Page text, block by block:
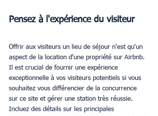
Pensez à l'expérience du visiteur
Offrir aux visiteurs un lieu de séjour n'est qu'un
aspect de la location d'une propriété sur Airbnb.
Il est crucial de fournir une expérience
exceptionnelle à vos visiteurs potentiels si vous
souhaitez vous différencier de la concurrence
sur ce site et gérer une station très réussie.
Incluez des détails sur les principales